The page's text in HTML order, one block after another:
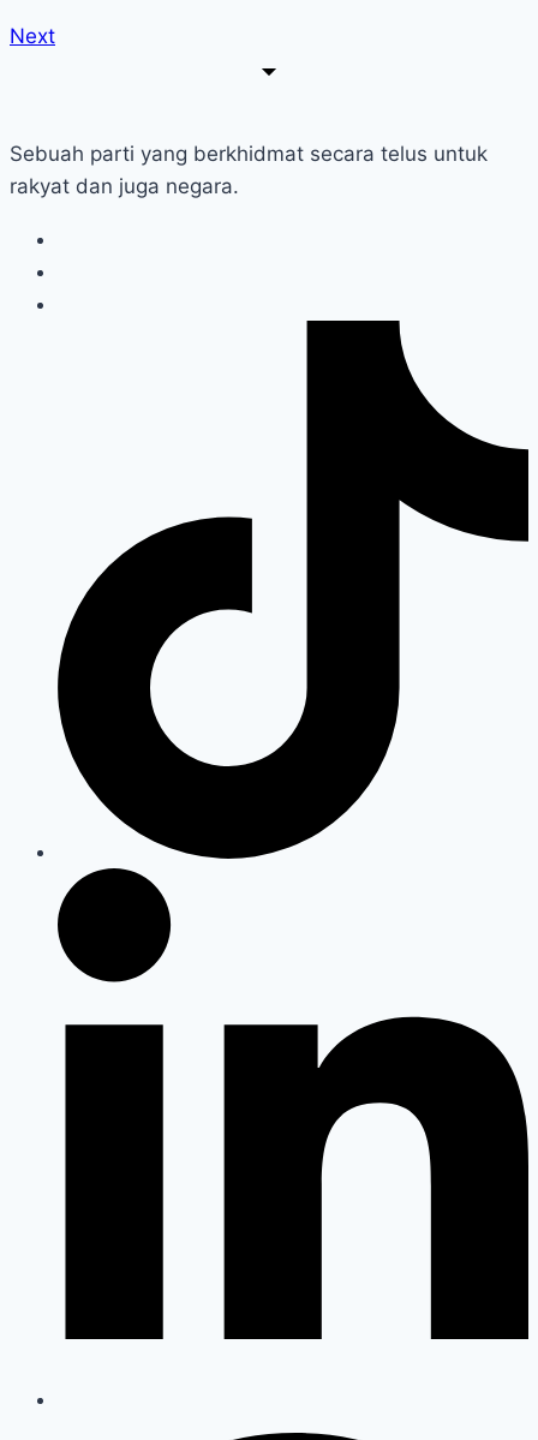
Next
Sebuah parti yang berkhidmat secara telus untuk
rakyat dan juga negara.